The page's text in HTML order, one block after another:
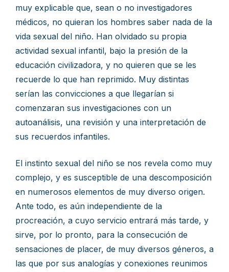
muy explicable que, sean o no investigadores
médicos, no quieran los hombres saber nada de la
vida sexual del niño. Han olvidado su propia
actividad sexual infantil, bajo la presión de la
educación civilizadora, y no quieren que se les
recuerde lo que han reprimido. Muy distintas
serían las convicciones a que llegarían si
comenzaran sus investigaciones con un
autoanálisis, una revisión y una interpretación de
sus recuerdos infantiles.
El instinto sexual del niño se nos revela como muy
complejo, y es susceptible de una descomposición
en numerosos elementos de muy diverso origen.
Ante todo, es aún independiente de la
procreación, a cuyo servicio entrará más tarde, y
sirve, por lo pronto, para la consecución de
sensaciones de placer, de muy diversos géneros, a
las que por sus analogías y conexiones reunimos